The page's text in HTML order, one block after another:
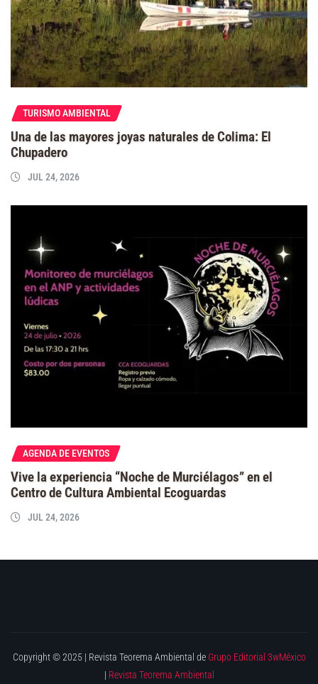
TURISMO AMBIENTAL
Una de las mayores joyas naturales de Colima: El
Chupadero
JUL 24, 2026
AGENDA DE EVENTOS
Vive la experiencia “Noche de Murciélagos” en el
Centro de Cultura Ambiental Ecoguardas
JUL 24, 2026
Copyright © 2025 | Revista Teorema Ambiental de Grupo Editorial 3wMéxico
| Revista Teorema Ambiental